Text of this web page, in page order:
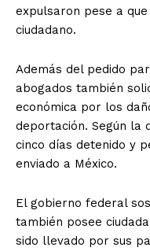
expulsaron pese a
ciudadano.
Además del pedido
abogados también
económica por los
deportación. Según la
cinco días detenido y
enviado a México.
El gobierno federal
también posee
sido llevado por sus